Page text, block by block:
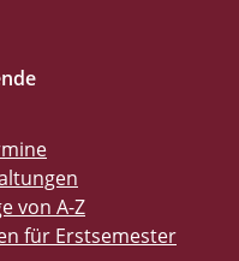
von A-Z
für Erstsemester